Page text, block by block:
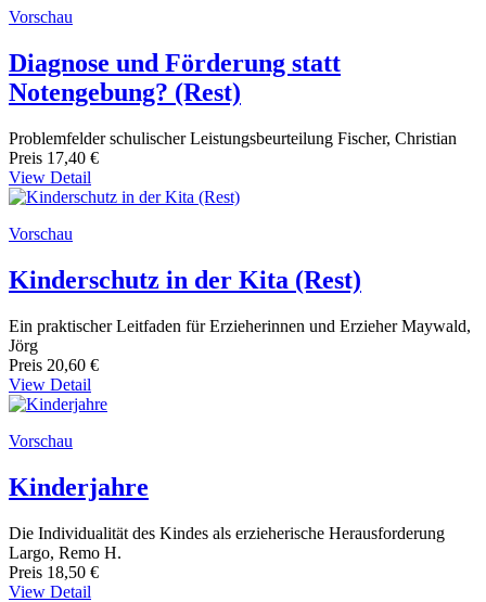
Vorschau
Diagnose und Förderung statt
Notengebung? (Rest)
Problemfelder schulischer Leistungsbeurteilung Fischer, Christian
Preis 17,40 €
View Detail
Vorschau
Kinderschutz in der Kita (Rest)
Ein praktischer Leitfaden für Erzieherinnen und Erzieher Maywald,
Jörg
Preis 20,60 €
View Detail
Vorschau
Kinderjahre
Die Individualität des Kindes als erzieherische Herausforderung
Largo, Remo H.
Preis 18,50 €
View Detail